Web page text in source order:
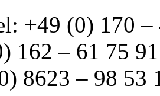
+49 (0) 170 –
162 – 61 75
8623 – 98 53